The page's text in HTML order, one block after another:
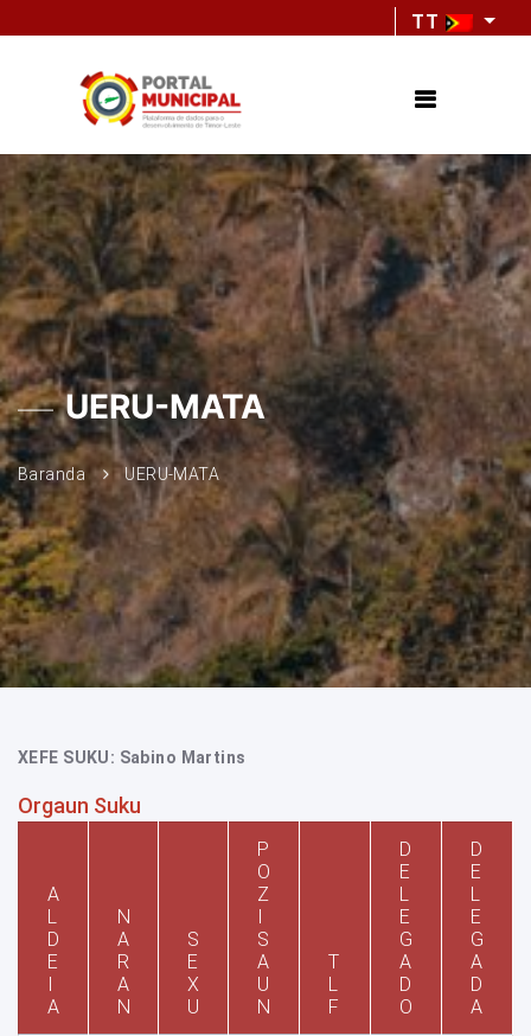
TT
UERU-MATA
Baranda UERU-MATA
XEFE SUKU: Sabino Martins
Orgaun Suku
A
L
D
E
I
A
N
A
R
A
N
S
E
X
U
P
O
Z
I
S
A
U
N
T
L
F
D
E
L
E
G
A
D
O
D
E
L
E
G
A
D
A